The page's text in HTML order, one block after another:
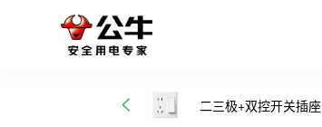
二三极+双控开关插座